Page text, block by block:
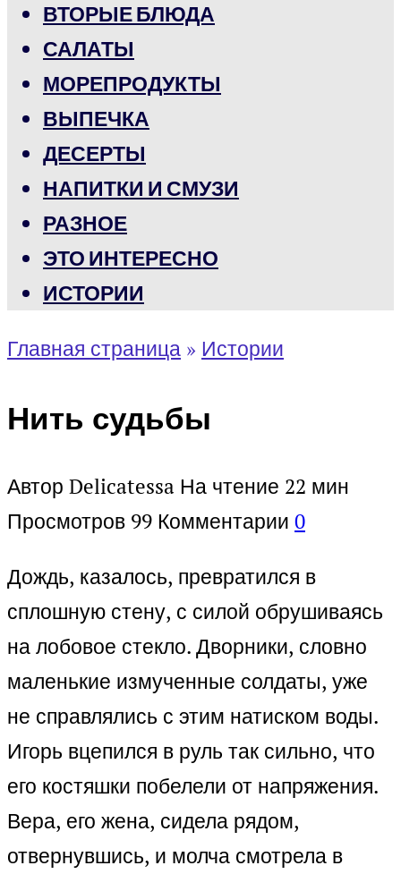
ВТОРЫЕ БЛЮДА
САЛАТЫ
МОРЕПРОДУКТЫ
ВЫПЕЧКА
ДЕСЕРТЫ
НАПИТКИ И СМУЗИ
РАЗНОЕ
ЭТО ИНТЕРЕСНО
ИСТОРИИ
Главная страница » Истории
Нить судьбы
Автор Delicatessa На чтение 22 мин
Просмотров 99 Комментарии 0
Дождь, казалось, превратился в
сплошную стену, с силой обрушиваясь
на лобовое стекло. Дворники, словно
маленькие измученные солдаты, уже
не справлялись с этим натиском воды.
Игорь вцепился в руль так сильно, что
его костяшки побелели от напряжения.
Вера, его жена, сидела рядом,
отвернувшись, и молча смотрела в